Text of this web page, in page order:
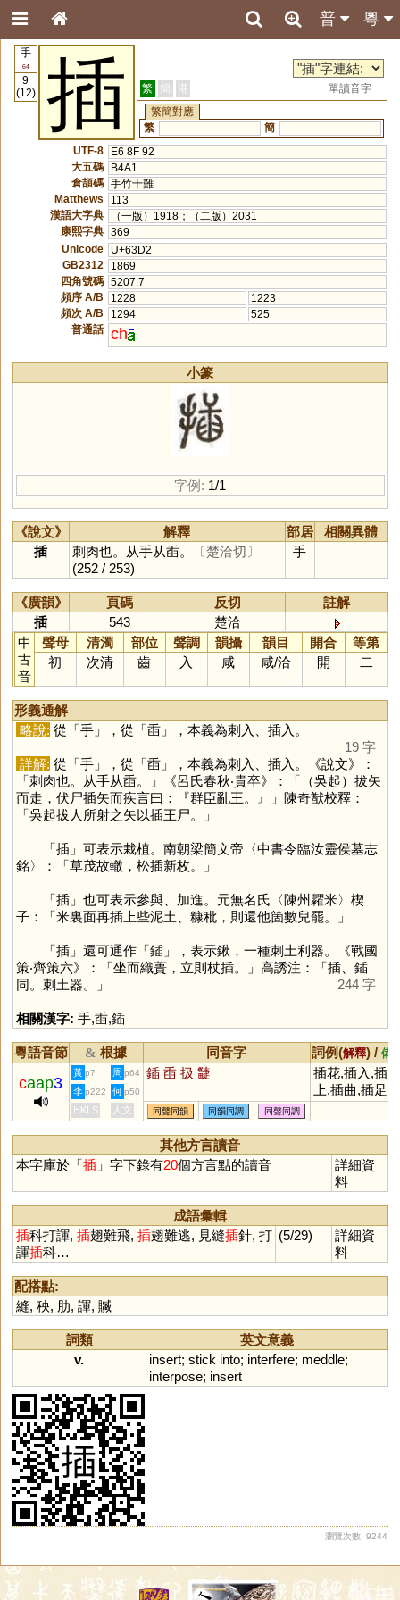
粵
普
手
64
9
(12)
插 繁 簡 港
單讀音字
繁簡對應
繁
簡
UTF-8
E6 8F 92
大五碼
B4A1
倉頡碼 手竹十難
Matthews
113
漢語大字典
（一版）1918；（二版）2031
康熙字典 369
Unicode
U+63D2
GB2312
1869
四角號碼 5207.7
頻序 A/B
1228
1223
頻次 A/B
1294
525
普通話 ch
小篆
字例: 1/1
《說文》 解釋 部居
相關異體
插
刺肉也。从手从臿。
〔楚洽切〕
(252 / 253)
手
《廣韻》 頁碼 反切
註解
插
543
楚洽
中
古
音
聲母 清濁 部位 聲調 韻攝 韻目 開合
等第
初
次清 齒 入 咸 咸/洽 開 二
形義通解
略說: 從「手」，從「臿」，本義為刺入、插入。
19 字
詳解: 從「手」，從「臿」，本義為刺入、插入。《說文》：
「刺肉也。从手从臿。」《呂氏春秋‧貴卒》：「（吳起）拔矢
而走，伏尸插矢而疾言曰：『群臣亂王。』」陳奇猷校釋：
「吳起拔人所射之矢以插王尸。」
「插」可表示栽植。南朝梁簡文帝〈中書令臨汝靈侯墓志
銘〉：「草茂故轍，松插新枚。」
「插」也可表示參與、加進。元無名氏〈陳州糶米〉楔
子：「米裏面再插上些泥土、糠秕，則還他箇數兒罷。」
「插」還可通作「鍤」，表示鍬，一種刺土利器。《戰國
策‧齊策六》：「坐而織蕢，立則杖插。」高誘注：「插、鍤
同。刺土器。」
244 字
相關漢字: 手,臿,鍤
粵語音節 & 根據 同音字 詞例(解釋) / 備
caap3
黃 p7 周 p64 鍤 臿 扱 疀
插花,插入,插
上,插曲,插足,
插枝,插畫,插
圖,插嘴,插班
李 p222 何 p50
HKLS 人文 同聲同韻 同韻同調 同聲同調
其他方言讀音
本字庫於「插」字下錄有20個方言點的讀音
詳細資
料
成語彙輯
插科打諢, 插翅難飛, 插翅難逃, 見縫插針, 打
諢插科…
(5/29)
詳細資
料
配搭點:
縫, 秧, 肋, 諢, 贓
詞類
英文意義
v.
insert; stick into; interfere; meddle;
interpose; insert
瀏覽次數: 9244